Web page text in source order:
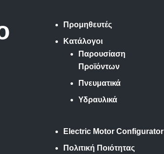
Προμηθευτές
Κατάλογοι
Παρουσίαση
Προϊόντων
Πνευματικά
Υδραυλικά
Electric Motor Configurator
Πολιτική Ποιότητας